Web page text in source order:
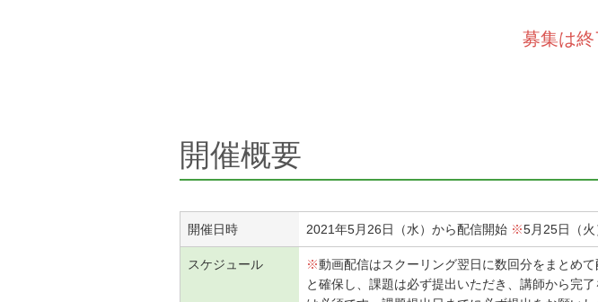
募集は
開催概要
開催日時 2021年5月26日（水）から配信開始 ※5月25日（火
スケジュール ※動画配信はスクーリング翌日に数回分をまとめ
と確保し、課題は必ず提出いただき、講師から完